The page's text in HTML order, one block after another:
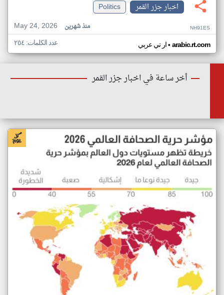
اخبار جزر القمر
Politics
May 24, 2026
منذ شهرين NH91ES
ار تي عربي• arabic.rt.com عدد الكلمات: ٢٥٤
أخر ساعة في اخبار جزر القمر